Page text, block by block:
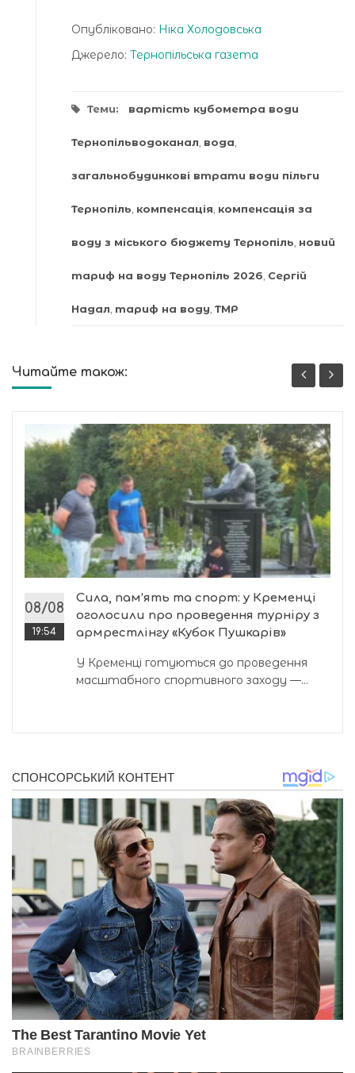
Опубліковано: Ніка Холодовська
Джерело: Тернопільська газета
Теми: вартість кубометра води
Тернопільводоканал, вода,
загальнобудинкові втрати води пільги
Тернопіль, компенсація, компенсація за
воду з міського бюджету Тернопіль, новий
тариф на воду Тернопіль 2026, Сергій
Надал, тариф на воду, ТМР
Читайте також:
08/08
19:54
Сила, пам’ять та спорт: у Кременці
оголосили про проведення турніру з
армрестлінгу «Кубок Пушкарів»
У Кременці готуються до проведення
масштабного спортивного заходу —...